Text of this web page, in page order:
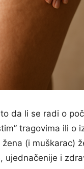
da li se radi o
tragovima ili o
(i muškarac)
ujednačenije i